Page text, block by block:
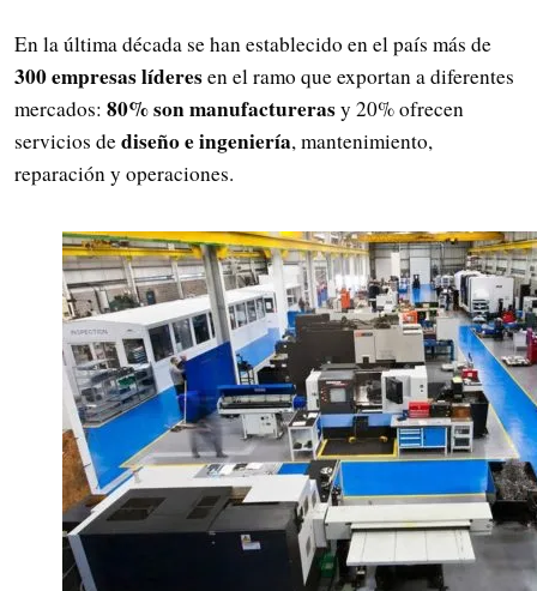
En la última década se han establecido en el país más de
300 empresas líderesen el ramo que exportan a diferentes
mercados: 80% son manufacturerasy 20% ofrecen
servicios dediseño e ingeniería, mantenimiento,
reparación y operaciones.